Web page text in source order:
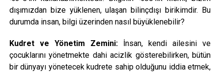
dışımızdan bize yüklenen, ulaşan bilinçdışı birikimdir. Bu
durumda insan, bilgi üzerinden nasıl büyüklenebilir?
Kudret ve Yönetim Zemini:İnsan, kendi ailesini ve
çocuklarını yönetmekte dahi acizlik gösterebilirken, bütün
bir dünyayı yönetecek kudrete sahip olduğunu iddia etmek,